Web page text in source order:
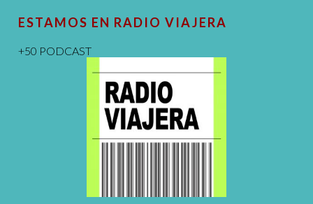
ESTAMOS EN RADIO VIAJERA
+50 PODCAST